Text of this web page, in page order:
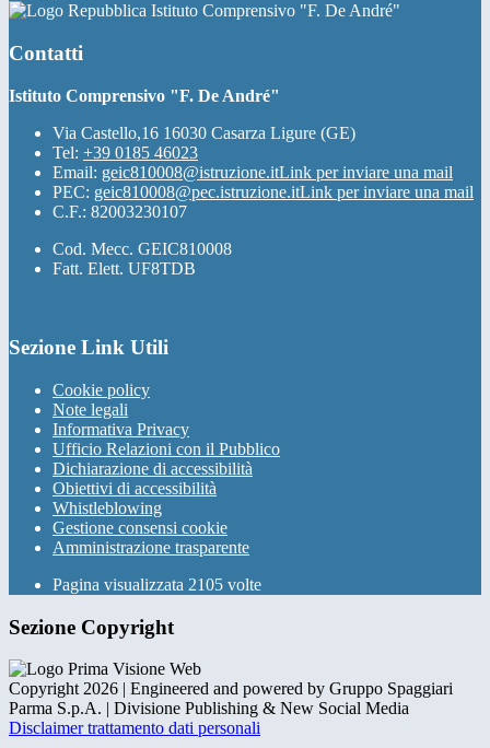
Istituto Comprensivo "F. De André"
Contatti
Istituto Comprensivo "F. De André"
Via Castello,16 16030 Casarza Ligure (GE)
Tel: +39 0185 46023
Email: geic810008@istruzione.itLink per inviare una mail
PEC: geic810008@pec.istruzione.itLink per inviare una mail
C.F.: 82003230107
Cod. Mecc. GEIC810008
Fatt. Elett. UF8TDB
Sezione Link Utili
Cookie policy
Note legali
Informativa Privacy
Ufficio Relazioni con il Pubblico
Dichiarazione di accessibilità
Obiettivi di accessibilità
Whistleblowing
Gestione consensi cookie
Amministrazione trasparente
Pagina visualizzata 2105 volte
Sezione Copyright
Copyright 2026 | Engineered and powered by Gruppo Spaggiari
Parma S.p.A. | Divisione Publishing & New Social Media
Disclaimer trattamento dati personali